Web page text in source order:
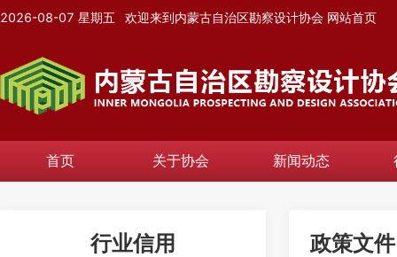
2026-08-07 星期五 欢迎来到内蒙古自治区勘察设计协会 网站首页
首页 关于协会 新闻动态
行业信用 政策文件